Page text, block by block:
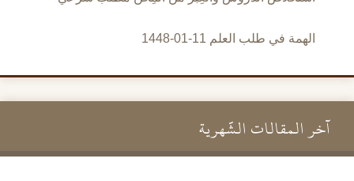
الهمة في طلب العلم 11-01-1448
آخر المقالات الشَّهرية